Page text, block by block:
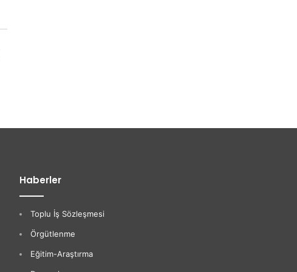
Haberler
Toplu İş Sözleşmesi
Örgütlenme
Eğitim-Araştırma